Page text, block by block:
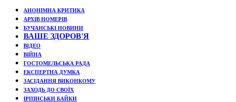
АНОНІМНА КРИТИКА
АРХІВ НОМЕРІВ
БУЧАНСЬКІ НОВИНИ
ВАШЕ ЗДОРОВ'Я
ВІДЕО
ВІЙНА
ГОСТОМЕЛЬСЬКА РАДА
ЕКСПЕРТНА ДУМКА
ЗАСІДАННЯ ВИКОНКОМУ
ЗАХОДЬ ДО СВОЇХ
ІРПІНСЬКИ БАЙКИ